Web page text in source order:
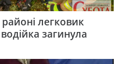
легковик
загинула